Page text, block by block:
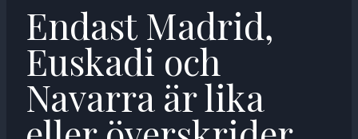
Endast Madrid,
Euskadi och
Navarra är lika